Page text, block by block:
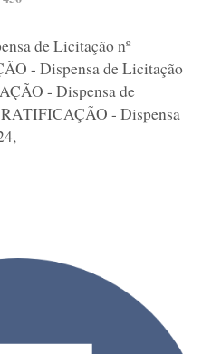
de Licitação nº
- Dispensa de Licitação
- Dispensa de
- Dispensa